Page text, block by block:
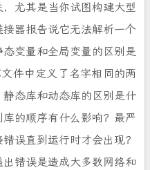
尤其是当你试图构建大型
器报告说它无法解析一个
变量和全局变量的区别是
件中定义了名字相同的两
态库和动态库的区别是什
的顺序有什么影响？最严
误直到运行时才会出现？
出错误是造成大多数网络和